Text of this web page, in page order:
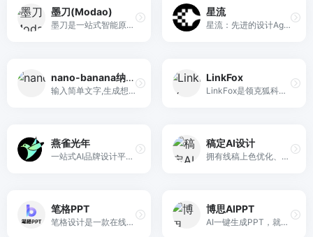
墨刀(Modao)
墨刀是一站式智能原型设计与产研协作平台，从原型工具升级为覆盖“想法-设计-协作-交付”的产品研发中枢。集成AI原型生成、AIPPT、白板、流程图、思维导图与UI设计能力，支持Axure/Sketch/Figma文件导入，帮助产品、设计、研发团队在云端高效协作，注册即可免费试用。
星流
星流：先进的设计Agent，将独特创意转化为非凡杰作。从灵感板到品牌视觉，从海报插画到产品设计，星流赋能设计师打破边界，让每一个创意精准落地。
nano-banana纳米香蕉中文站
输入简单文字,生成想要的图片，纳米香蕉中文站基于 Google 模型的 AI 图片生成网站，支持文字生图、图生图。官网价格限时3折活动
LinkFox
LinkFox是领克狐科技专为跨境电商提供的AI工具，为跨境卖家提供AI模特/商品图模特/AI穿衣以及各种做图/场景图/商品视频等AI工具服务，为中国百万跨境卖家降本增效。
燕雀光年
一站式AI品牌设计平台，支持AI Logo设计、品牌VI设计、高端样机设计、AI营销设计等众多种功能。
稿定AI设计
拥有线稿上色优化、图片重绘、人物姿势检测、涂鸦完善等功能。AI绘图 AI图像处理 AI文生图
笔格PPT
笔格设计是一款在线图片编辑器网站，提供海量正版图片、海报图片、公众号配图、图片模板设计素材，大量图片素材均可免费在线图片制作设计，正版配图设计素材，商用无忧。
博思AIPPT
AI一键生成PPT，就用博思AIPPT！